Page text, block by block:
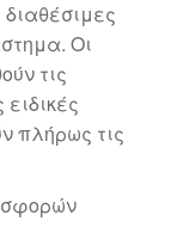
Οι
τις
πλήρως τις